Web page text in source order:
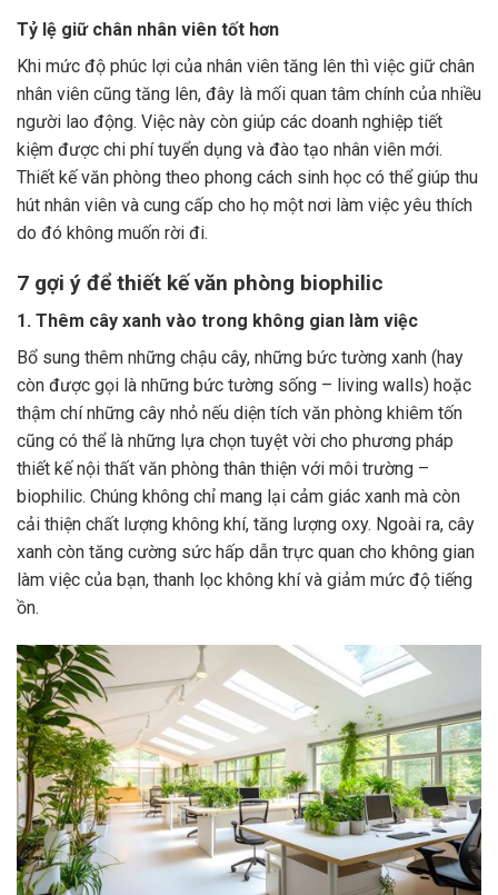
Tỷ lệ giữ chân nhân viên tốt hơn
Khi mức độ phúc lợi của nhân viên tăng lên thì việc giữ chân
nhân viên cũng tăng lên, đây là mối quan tâm chính của nhiều
người lao động. Việc này còn giúp các doanh nghiệp tiết
kiệm được chi phí tuyển dụng và đào tạo nhân viên mới.
Thiết kế văn phòng theo phong cách sinh học có thể giúp thu
hút nhân viên và cung cấp cho họ một nơi làm việc yêu thích
do đó không muốn rời đi.
7 gợi ý để thiết kế văn phòng biophilic
1. Thêm cây xanh vào trong không gian làm việc
Bổ sung thêm những chậu cây, những bức tường xanh (hay
còn được gọi là những bức tường sống – living walls) hoặc
thậm chí những cây nhỏ nếu diện tích văn phòng khiêm tốn
cũng có thể là những lựa chọn tuyệt vời cho phương pháp
thiết kế nội thất văn phòng thân thiện với môi trường –
biophilic. Chúng không chỉ mang lại cảm giác xanh mà còn
cải thiện chất lượng không khí, tăng lượng oxy. Ngoài ra, cây
xanh còn tăng cường sức hấp dẫn trực quan cho không gian
làm việc của bạn, thanh lọc không khí và giảm mức độ tiếng
ồn.